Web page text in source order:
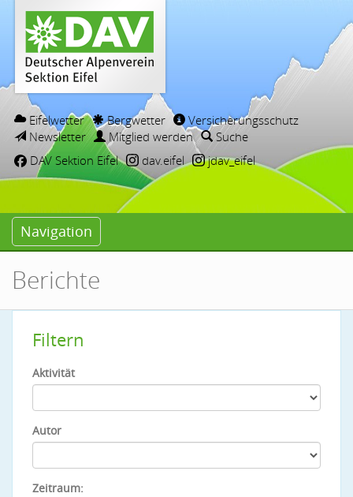
Eifelwetter Bergwetter
Versicherungsschutz
Newsletter
Mitglied werden
Suche
DAV Sektion Eifel
dav.eifel jdav_eifel
Navigation
Berichte
Filtern
Aktivität
Autor
Zeitraum: